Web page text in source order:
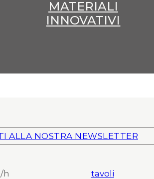
MATERIALI
INNOVATIVI
ALLA NOSTRA NEWSLETTER
h
tavoli